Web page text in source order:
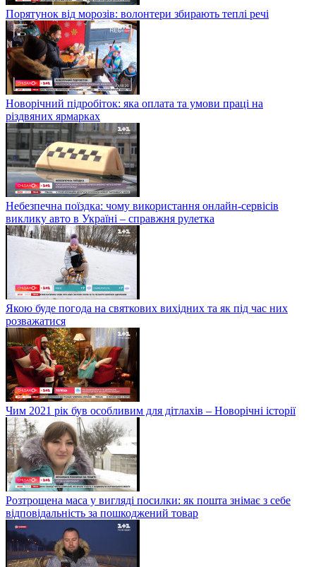
Порятунок від морозів: волонтери збирають теплі речі
Новорічний підробіток: яка оплата та умови праці на
різдвяних ярмарках
Небезпечна поїздка: чому використання онлайн-сервісів
виклику авто в Україні – справжня рулетка
Якою буде погода на святкових вихідних та як під час них
розважатися
Чим 2021 рік був особливим для дітлахів – Новорічні історії
Розтрощена маса у вигляді посилки: як пошта знімає з себе
відповідальність за пошкоджений товар